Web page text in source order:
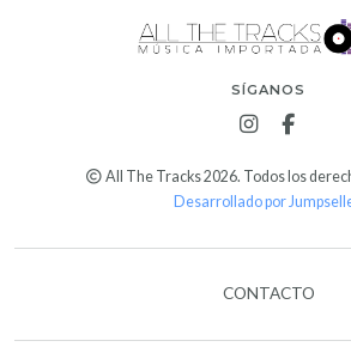
SÍGANOS
All The Tracks 2026. Todos los
Desarrollado por
CONTACTO